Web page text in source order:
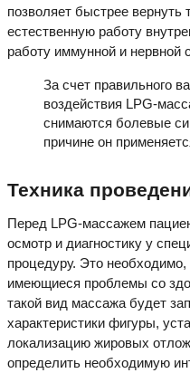
позволяет быстрее
естественную работу
работу иммунной и нервной
За счет правильного
воздействия LPG-
снимаются болевые
причине он
Техника
Перед LPG-массажем
осмотр и диагностику у
процедуру. Это
имеющиеся проблемы со
такой вид массажа будет
характеристики фигуры,
локализацию жировых
определить необходимую